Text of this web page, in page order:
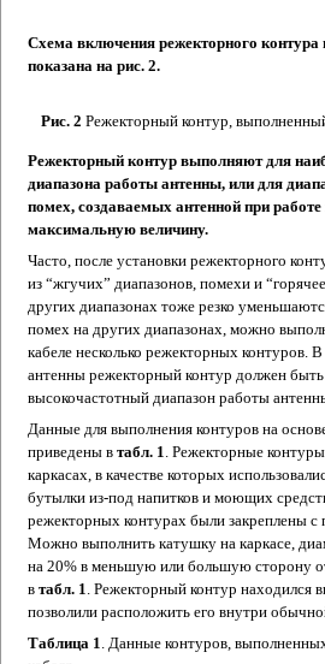
Схема включения режекторного контура
показана нарис. 2.
Рис. 2 Режекторный контур,
Режекторный контур выполняют для
диапазона работы антенны, или для
помех, создаваемых антенной при работе
максимальную величину.
Часто, после установки режекторного
из “жгучих” диапазонов, помехи и
других диапазонах тоже резко
помех на других диапазонах, можно
кабеле несколько режекторных контуров.
антенны режекторный контур должен быть
высокочастотный диапазон работы
Данные для выполнения контуров на
приведены втабл. 1 . Режекторные
каркасах, в качестве которых
бутылки из-под напитков и моющих
режекторных контурах были закреплены
Можно выполнить катушку на каркасе,
на 20% в меньшую или большую сторону
втабл. 1 . Режекторный контур находился
позволили расположить его внутри
Таблица 1 . Данные контуров,